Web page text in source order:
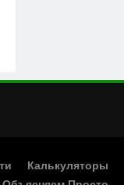
Калькуляторы